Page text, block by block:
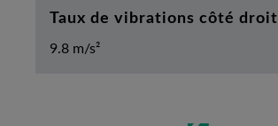
Taux de vibrations côté droit
9.8 m/s²